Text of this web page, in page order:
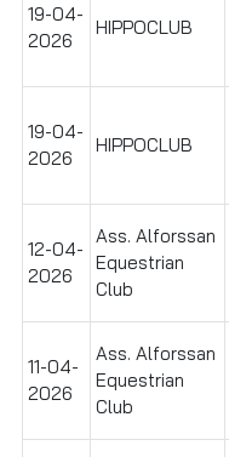
19-04-
2026
HIPPOCLUB
19-04-
2026
HIPPOCLUB
12-04-
2026
Ass. Alforssan
Equestrian
Club
11-04-
2026
Ass. Alforssan
Equestrian
Club